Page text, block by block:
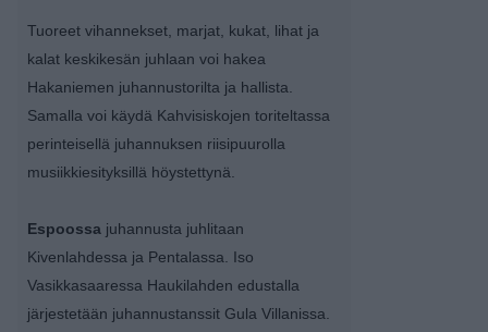
Tuoreet vihannekset, marjat, kukat, lihat ja
kalat keskikesän juhlaan voi hakea
Hakaniemen juhannustorilta ja hallista.
Samalla voi käydä Kahvisiskojen toriteltassa
perinteisellä juhannuksen riisipuurolla
musiikkiesityksillä höystettynä.
Espoossa juhannusta juhlitaan
Kivenlahdessa ja Pentalassa. Iso
Vasikkasaaressa Haukilahden edustalla
järjestetään juhannustanssit Gula Villanissa.